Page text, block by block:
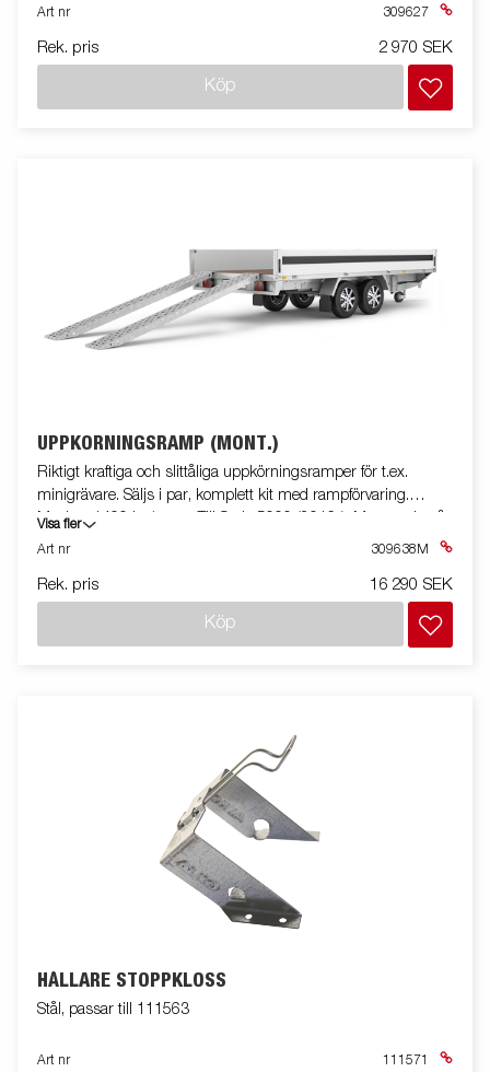
Art nr 309627
Rek. pris 2 970 SEK
Köp
UPPKÖRNINGSRAMP (MONT.)
Riktigt kraftiga och slittåliga uppkörningsramper för t.ex.
minigrävare. Säljs i par, komplett kit med rampförvaring.
Maxlast 1400 kg/ramp. Till Serie 5000 (2016-). Monterade på
släpvagn.
Visa fler
Art nr
309638M
Rek. pris 16 290 SEK
Köp
HÅLLARE STOPPKLOSS
Stål, passar till 111563
Art nr 111571